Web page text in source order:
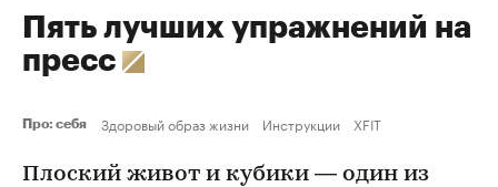
Пять лучших упражнений на
пресс
Про: себя Здоровый образ жизни Инструкции XFIT
Плоский живот и кубики — один из